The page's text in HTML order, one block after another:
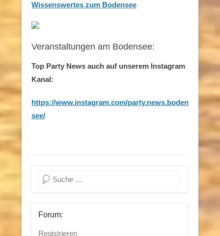
Wissenswertes zum Bodensee
Veranstaltungen am Bodensee:
Top Party News auch auf unserem Instagram
Kanal:
https://www.instagram.com/party.news.boden
see/
Suchen
Forum:
Registrieren